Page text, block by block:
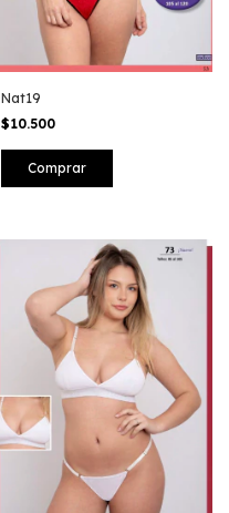
Nat19
$10.500
Comprar